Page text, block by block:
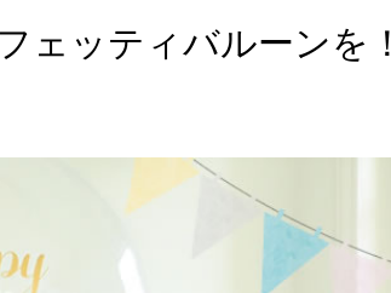
ェッティバルーンを！